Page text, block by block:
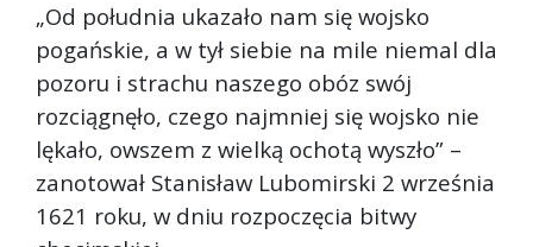
„Od południa ukazało nam się wojsko
pogańskie, a w tył siebie na mile niemal dla
pozoru i strachu naszego obóz swój
rozciągnęło, czego najmniej się wojsko nie
lękało, owszem z wielką ochotą wyszło” –
zanotował Stanisław Lubomirski 2 września
1621 roku, w dniu rozpoczęcia bitwy